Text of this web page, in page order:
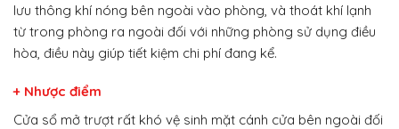
lưu thông khí nóng bên ngoài vào phòng, và thoát khí lạnh
từ trong phòng ra ngoài đối với những phòng sử dụng điều
hòa, điều này giúp tiết kiệm chi phí đang kể.
+ Nhược điểm
Cửa sổ mở trượt rất khó vệ sinh mặt cánh cửa bên ngoài đối